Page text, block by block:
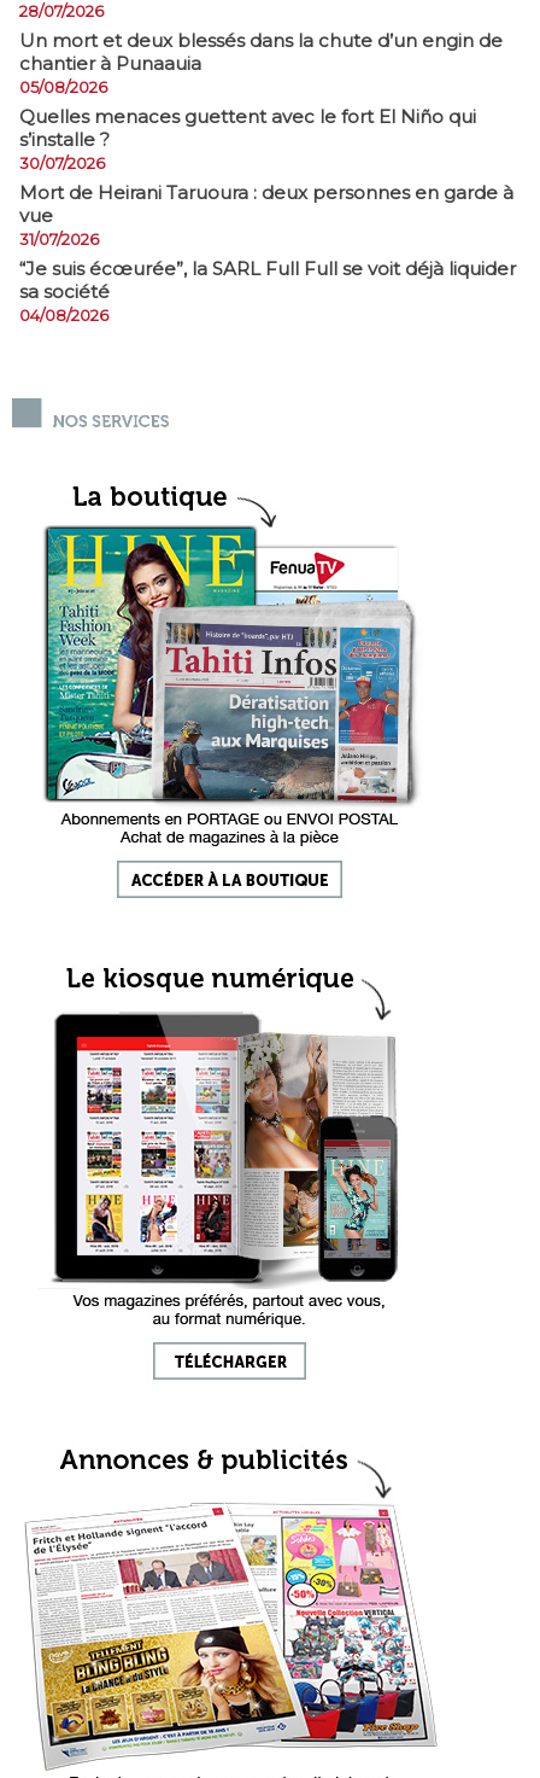
28/07/2026
​Un mort et deux blessés dans la chute d’un engin de
chantier à Punaauia
05/08/2026
Quelles menaces guettent avec le fort El Niño qui
s’installe ?
30/07/2026
Mort de Heirani Taruoura : deux personnes en garde à
vue
31/07/2026
​“Je suis écœurée”, la SARL Full Full se voit déjà liquider
sa société
04/08/2026